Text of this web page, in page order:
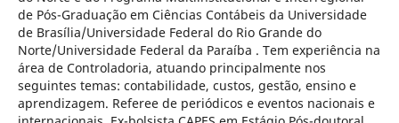
de Pós-Graduação em Ciências Contábeis da Universidade
de Brasília/Universidade Federal do Rio Grande do
Norte/Universidade Federal da Paraíba . Tem experiência na
área de Controladoria, atuando principalmente nos
seguintes temas: contabilidade, custos, gestão, ensino e
aprendizagem. Referee de periódicos e eventos nacionais e